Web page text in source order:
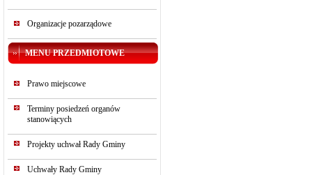
Organizacje pozarządowe
MENU PRZEDMIOTOWE
Prawo miejscowe
Terminy posiedzeń organów
stanowiących
Projekty uchwał Rady Gminy
Uchwały Rady Gminy